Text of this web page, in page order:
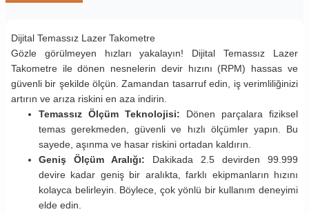
Dijital Temassız Lazer Takometre
Gözle görülmeyen hızları yakalayın! Dijital Temassız Lazer
Takometre ile dönen nesnelerin devir hızını (RPM) hassas ve
güvenli bir şekilde ölçün. Zamandan tasarruf edin, iş verimliliğinizi
artırın ve arıza riskini en aza indirin.
Temassız Ölçüm Teknolojisi: Dönen parçalara fiziksel
temas gerekmeden, güvenli ve hızlı ölçümler yapın. Bu
sayede, aşınma ve hasar riskini ortadan kaldırın.
Geniş Ölçüm Aralığı: Dakikada 2.5 devirden 99.999
devire kadar geniş bir aralıkta, farklı ekipmanların hızını
kolayca belirleyin. Böylece, çok yönlü bir kullanım deneyimi
elde edin.